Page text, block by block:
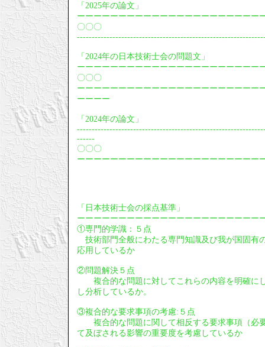
「2025年の論文」
ーーーーーーーーーーーーーーーーーーーーー
〇〇〇
「2024年の日本技術士会の問題文」
ーーーーーーーーーーーーーーーーーーーーー
〇〇〇
ーーーーーーーーーーーーーーーーーーーーー
ーーーー
「2024年の論文」
------
〇〇〇
ーーーーーーーーーーーーーーーーーーーーー
「日本技術士会の採点基準」
ーーーーーーーーーーーーーーーーーーーーー
①専門的学識：５点
技術部門全般にわたる専門知識及び我が国固有
応用しているか
②問題解決５点
複合的な問題に対してこれらの内容を明確に
し分析しているか。
③複合的な要求事項の考慮:５点
複合的な問題に関して相反する要求事項（必
て及ぼされる影響の重要度を考慮しているか